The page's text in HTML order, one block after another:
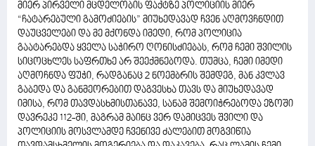
მიერ პირველი მცდელობის ფაქტზე პოლიციის მიერ
“ჩატარებული გამოძიების” მიუხედავად ჩვენ აღმოვჩნდით
დაუცველები და მე მქონდა იმედი, რომ პოლიცია
გაატარებდა ყველა საჭირო ღონისძიებას, რომ ჩემი შვილის
სიცოცხლეს საფრთხე არ შეექმნებოდა. თუმცა, ჩემი იმედი
აღმოჩნდა ფუჭი, რადგანაც 2 ნოემბრის შემდეგ, მან კვლავ
გაბედა და განმეორებით დაგვესხა თავს და მიუხედავად
იმისა, რომ თავდასხმისთანავე, სანამ შემოიჭრებოდა ეზოში
დავრეკე 112-ში, მაგრამ მაინც ვერ დამიცვეს შვილი და
პოლიციის მოსვლამდე ჩვენივე ძალებით მოგვიწია